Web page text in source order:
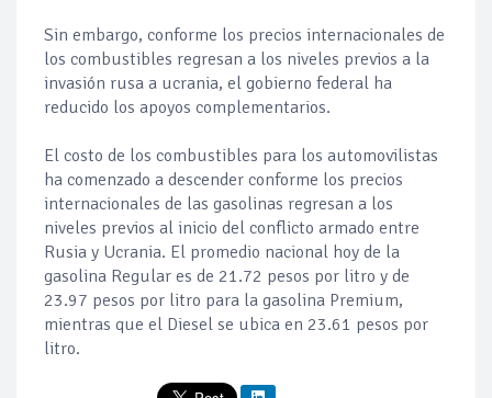
Sin embargo, conforme los precios internacionales de
los combustibles regresan a los niveles previos a la
invasión rusa a ucrania, el gobierno federal ha
reducido los apoyos complementarios.
El costo de los combustibles para los automovilistas
ha comenzado a descender conforme los precios
internacionales de las gasolinas regresan a los
niveles previos al inicio del conflicto armado entre
Rusia y Ucrania. El promedio nacional hoy de la
gasolina Regular es de 21.72 pesos por litro y de
23.97 pesos por litro para la gasolina Premium,
mientras que el Diesel se ubica en 23.61 pesos por
litro.